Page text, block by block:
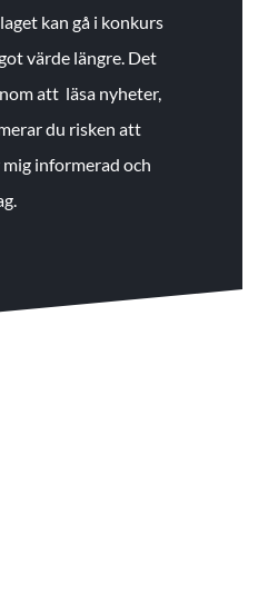
kan gå i konkurs
värde längre. Det
att läsa nyheter,
du risken att
informerad och